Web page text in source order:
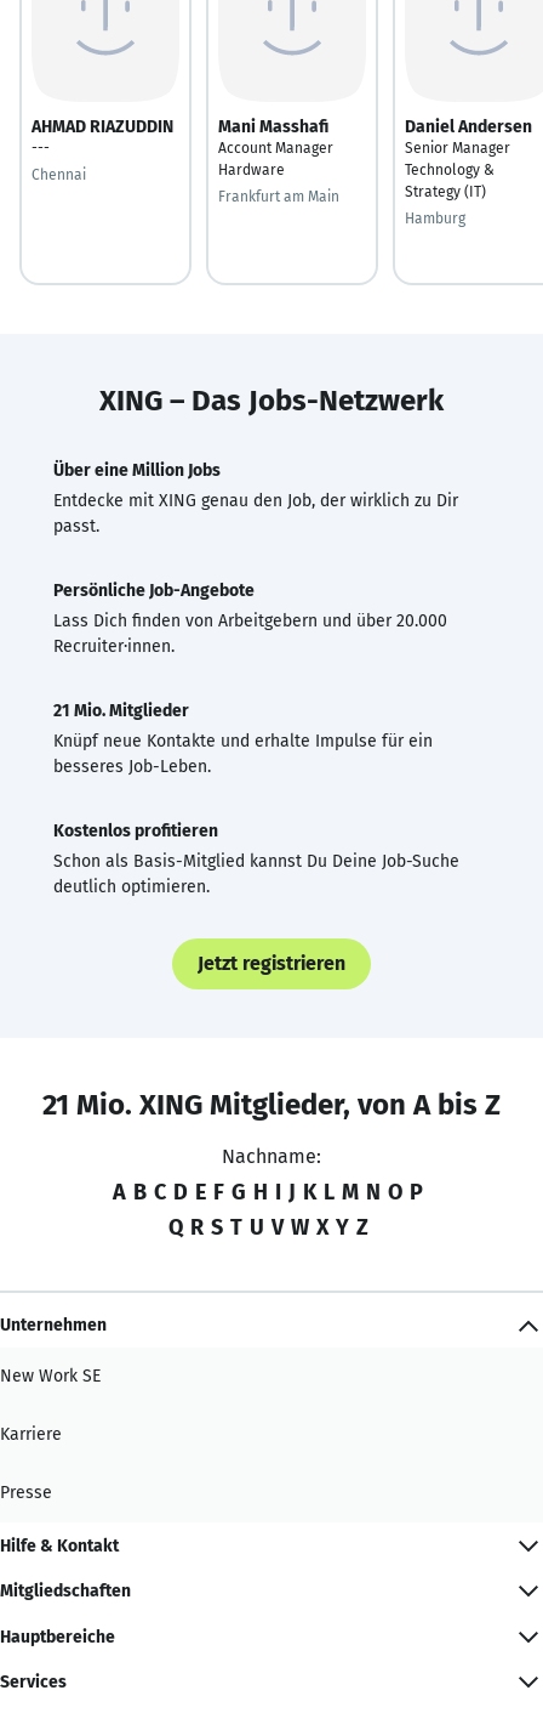
AHMAD RIAZUDDIN
---
Chennai
Mani Masshafi
Account Manager
Hardware
Frankfurt am Main
Daniel Andersen
Senior Manager
Technology &
Strategy (IT)
Hamburg
XING – Das Jobs-Netzwerk
Über eine Million Jobs
Entdecke mit XING genau den Job, der wirklich zu Dir
passt.
Persönliche Job-Angebote
Lass Dich finden von Arbeitgebern und über 20.000
Recruiter·innen.
21 Mio. Mitglieder
Knüpf neue Kontakte und erhalte Impulse für ein
besseres Job-Leben.
Kostenlos profitieren
Schon als Basis-Mitglied kannst Du Deine Job-Suche
deutlich optimieren.
Jetzt registrieren
21 Mio. XING Mitglieder, von A bis Z
Nachname:
A B C D E F G H I J K L M N O P
Q R S T U V W X Y Z
Unternehmen
New Work SE
Karriere
Presse
Hilfe & Kontakt
Mitgliedschaften
Hauptbereiche
Services